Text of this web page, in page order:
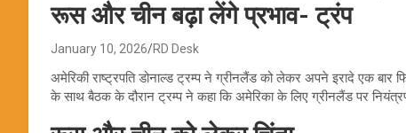
रूस और चीन बढ़ा लेंगे प्रभाव- ट्रंप
January 10, 2026 RD Desk
अमेरिकी राष्ट्रपति डोनाल्ड ट्रम्प ने ग्रीनलैंड को लेकर अपने इरादे एक बार
के साथ बैठक के दौरान ट्रम्प ने कहा कि अमेरिका के लिए ग्रीनलैंड पर